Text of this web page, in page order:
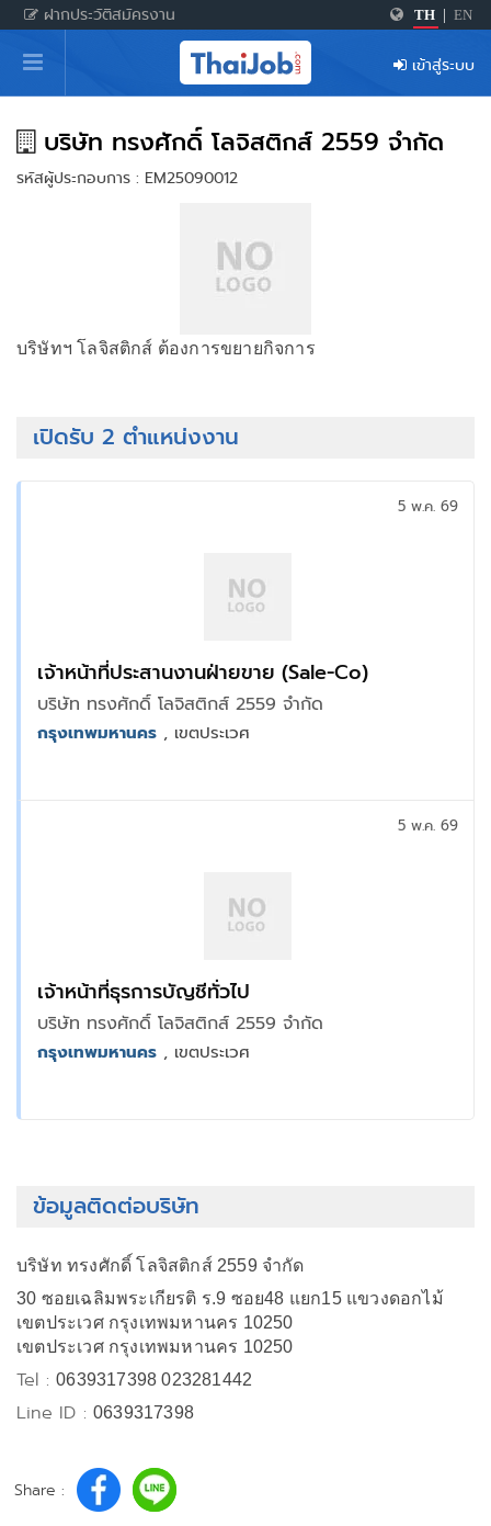
ฝากประวัติสมัครงาน TH EN
หน้าหลัก
ผู้สมัครงาน: เข้าสู่ระบบ
ฝากประวัติสมัครงาน
เกร็ดความรู้
เข้าสู่ระบบ
บริษัท ทรงศักดิ์ โลจิสติกส์ 2559 จำกัด
รหัสผู้ประกอบการ : EM25090012
บริษัทฯ โลจิสติกส์ ต้องการขยายกิจการ
เปิดรับ 2 ตำแหน่งงาน
เจ้าหน้าที่ประสานงานฝ่ายขาย (Sale-Co)
บริษัท ทรงศักดิ์ โลจิสติกส์ 2559 จำกัด
5 พ.ค. 69
กรุงเทพมหานคร , เขตประเวศ
เจ้าหน้าที่ธุรการบัญชีทั่วไป
บริษัท ทรงศักดิ์ โลจิสติกส์ 2559 จำกัด
5 พ.ค. 69
กรุงเทพมหานคร , เขตประเวศ
ข้อมูลติดต่อบริษัท
บริษัท ทรงศักดิ์ โลจิสติกส์ 2559 จำกัด
30 ซอยเฉลิมพระเกียรติ ร.9 ซอย48 แยก15 แขวงดอกไม้
เขตประเวศ กรุงเทพมหานคร 10250
เขตประเวศ กรุงเทพมหานคร 10250
Tel :0639317398 023281442
Line ID : 0639317398
Share :